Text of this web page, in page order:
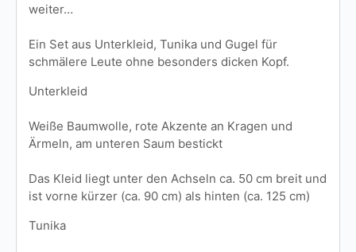
weiter…
Ein Set aus Unterkleid, Tunika und Gugel für
schmälere Leute ohne besonders dicken Kopf.
Unterkleid
Weiße Baumwolle, rote Akzente an Kragen und
Ärmeln, am unteren Saum bestickt
Das Kleid liegt unter den Achseln ca. 50 cm breit und
ist vorne kürzer (ca. 90 cm) als hinten (ca. 125 cm)
Tunika